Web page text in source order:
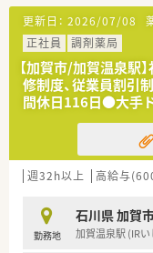
更新日： 2026/07/08
正社員
調剤薬局
【加賀市/加賀温泉駅
修制度、従業員割引
間休日116日●大手
週32h以上 高給与
勤務地
石川県 加賀
加賀温泉駅 (IR